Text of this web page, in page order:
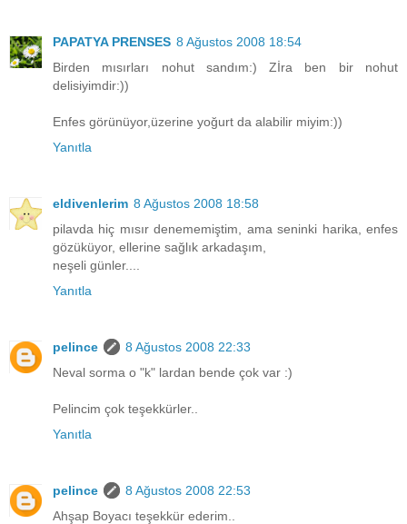
PAPATYA PRENSES 8 Ağustos 2008 18:54
Birden mısırları nohut sandım:) Zİra ben bir nohut
delisiyimdir:))
Enfes görünüyor,üzerine yoğurt da alabilir miyim:))
Yanıtla
eldivenlerim 8 Ağustos 2008 18:58
pilavda hiç mısır denememiştim, ama seninki harika, enfes
gözüküyor, ellerine sağlık arkadaşım,
neşeli günler....
Yanıtla
pelince
8 Ağustos 2008 22:33
Neval sorma o "k" lardan bende çok var :)
Pelincim çok teşekkürler..
Yanıtla
pelince
8 Ağustos 2008 22:53
Ahşap Boyacı teşekkür ederim..